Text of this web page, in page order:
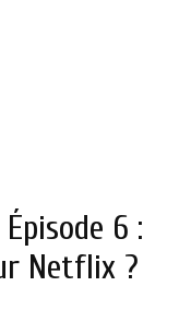
6 :
Netflix ?